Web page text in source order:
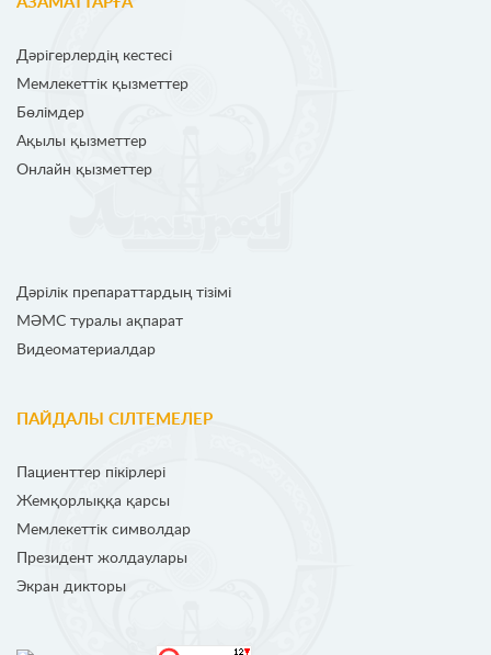
Дәрігерлердің кестесі
Мемлекеттік қызметтер
Бөлімдер
Ақылы қызметтер
Онлайн қызметтер
Дәрілік препараттардың тізімі
МӘМС туралы ақпарат
Видеоматериалдар
ПАЙДАЛЫ СІЛТЕМЕЛЕР
Пациенттер пікірлері
Жемқорлыққа қарсы
Мемлекеттік символдар
Президент жолдаулары
Экран дикторы